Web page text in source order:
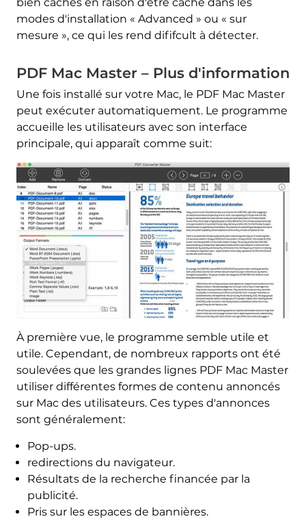
modes d'installation « Advanced » ou « sur
mesure », ce qui les rend dififcult à détecter.
PDF Mac Master – Plus d'information
Une fois installé sur votre Mac, le PDF Mac Master
peut exécuter automatiquement. Le programme
accueille les utilisateurs avec son interface
principale, qui apparaît comme suit:
À première vue, le programme semble utile et
utile. Cependant, de nombreux rapports ont été
soulevées que les grandes lignes PDF Mac Master
utiliser différentes formes de contenu annoncés
sur Mac des utilisateurs. Ces types d'annonces
sont généralement:
Pop-ups.
redirections du navigateur.
Résultats de la recherche financée par la
publicité.
Pris sur les espaces de bannières.